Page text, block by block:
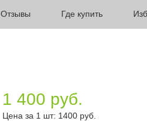
Отзывы Где купить
1 400 руб.
Цена за 1 шт: 1400 руб.